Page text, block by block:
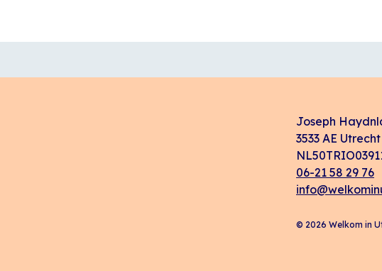
Joseph
3533 AE Utrecht
06-21 58 29 76
© 2026 Welkom in